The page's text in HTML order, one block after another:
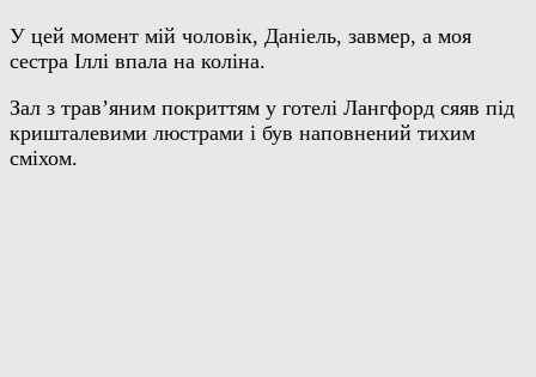
У цей момент мій чоловік, Даніель, завмер, а моя
сестра Іллі впала на коліна.
Зал з трав’яним покриттям у готелі Лангфорд сяяв під
кришталевими люстрами і був наповнений тихим
сміхом.